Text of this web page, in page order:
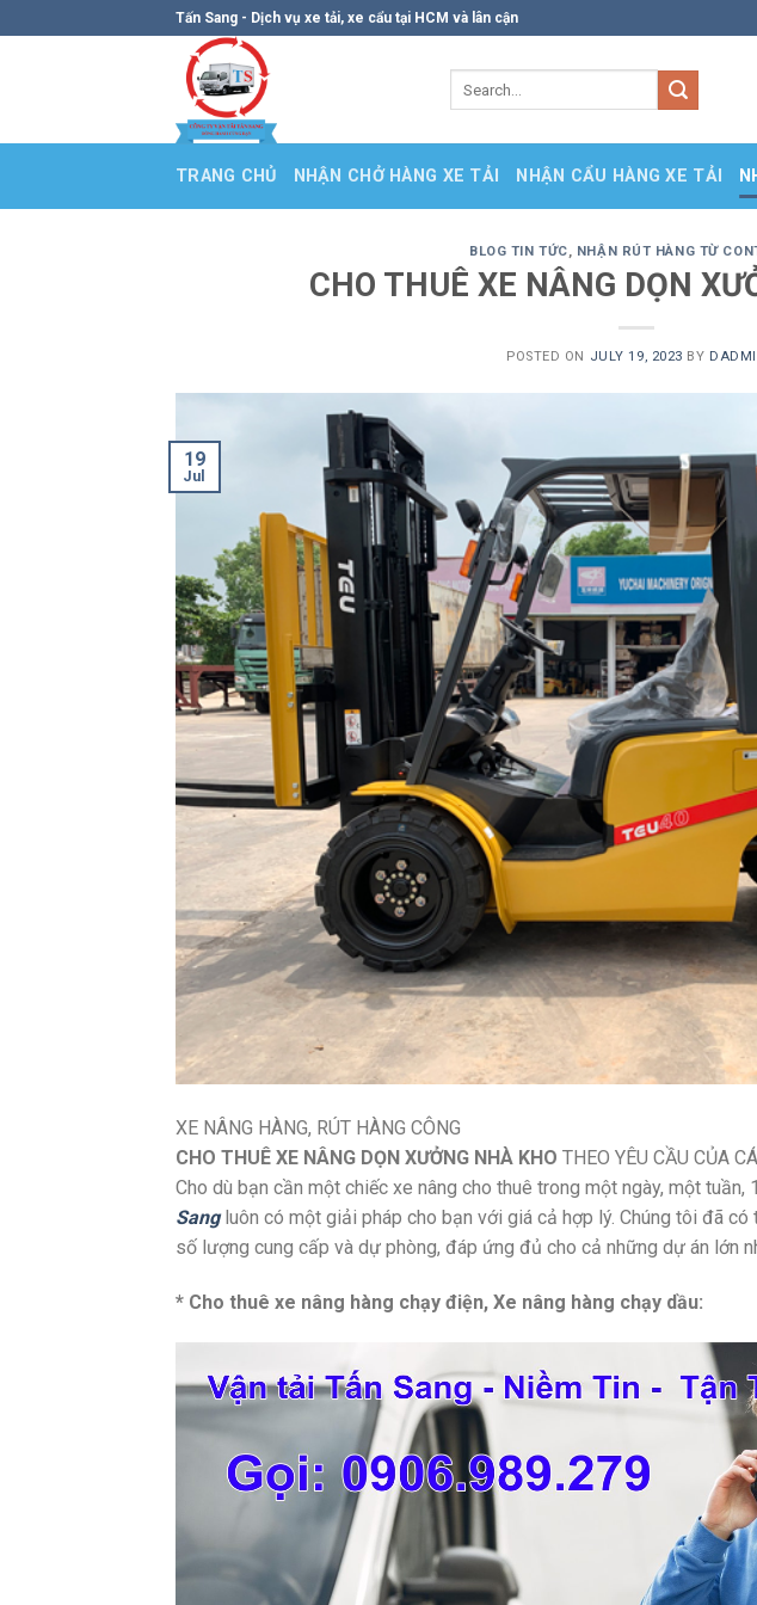
Tấn Sang - Dịch vụ xe tải, xe cẩu tại HCM và lân cận
TRANG CHỦ NHẬN CHỞ HÀNG XE TẢI NHẬN CẨU HÀNG XE TẢI
BLOG TIN TỨC, NHẬN RÚT HÀNG TỪ
CHO THUÊ XE NÂNG DỌN
POSTED ON JULY 19, 2023 BY
19
Jul
XE NÂNG HÀNG, RÚT HÀNG CÔNG
CHO THUÊ XE NÂNG DỌN XƯỞNG NHÀ KHO THEO YÊU CẦU CỦA
Cho dù bạn cần một chiếc xe nâng cho thuê trong một ngày, một tuần,
Sangluôn có một giải pháp cho bạn với giá cả hợp lý. Chúng tôi đã
số lượng cung cấp và dự phòng, đáp ứng đủ cho cả những dự án lớn
* Cho thuê xe nâng hàng chạy điện, Xe nâng hàng chạy dầu: